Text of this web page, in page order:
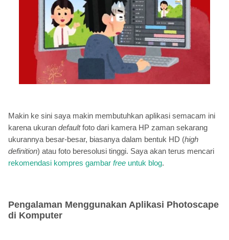
Makin ke sini saya makin membutuhkan aplikasi semacam ini
karena ukuran defaultfoto dari kamera HP zaman sekarang
ukurannya besar-besar, biasanya dalam bentuk HD (high
definition) atau foto beresolusi tinggi. Saya akan terus mencari
rekomendasi kompres gambar free untuk blog.
Pengalaman Menggunakan Aplikasi Photoscape
di Komputer